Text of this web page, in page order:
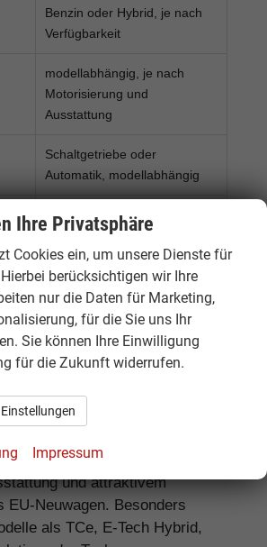
Benzin oder Hybrid, je nach
Verfügbarkeit
modellabhängig, je nach
Motorisierung und
Ausstattung
Schaltgetriebe oder
Automatik, modellabhängig
LED-Licht, Rückfahrkamera,
Klimaautomatik, Sitzheizung,
Navigationssystem,
Assistenzsysteme
Kompakte Außenmaße,
moderne Hybridtechnik und
gutes Preis-Leistungs-
moderner Technik, guter
und attraktivem
EU-Neuwagen. Besonders
als TCe, E-Tech Hybrid,
Ihre Privatsphäre
Cookies ein, um unsere Dienste für
berücksichtigen wir Ihre
nur die Daten für Marketing,
für die Sie uns Ihr
Sie können Ihre Einwilligung
für die Zukunft widerrufen.
Einstellungen
Impressum